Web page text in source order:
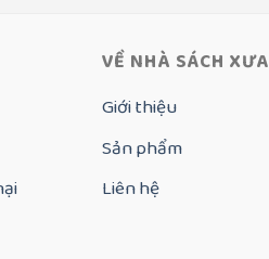
VỀ NHÀ SÁCH XƯA
Giới thiệu
Sản phẩm
Liên hệ